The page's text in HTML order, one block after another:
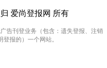
爱尚登报网 所有
告刊登业务（包含：遗失登报、注销
报的）一个网站。